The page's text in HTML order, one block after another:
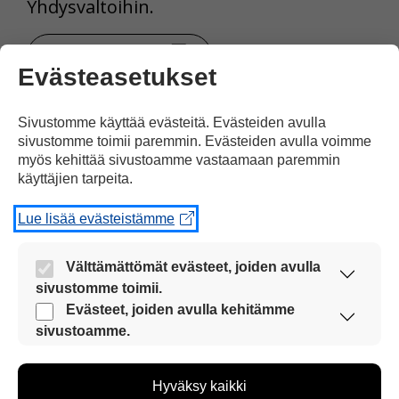
Yhdysvaltoihin.
Jaa Facebookissa
Kommentoi
Voit kirjoittaa mielipiteesi
uutisesta
kommenttilaatikkoon.
Evästeasetukset
Sivustomme käyttää evästeitä. Evästeiden avulla
sivustomme toimii paremmin. Evästeiden avulla voimme
myös kehittää sivustoamme vastaamaan paremmin
käyttäjien tarpeita.
Lue lisää evästeistämme
Välttämättömät evästeet, joiden avulla
sivustomme toimii.
Nämä evästeet ovat aina käytössä, jotta
sivustoamme voi käyttää sujuvasti ja turvallisesti.
Evästeet, joiden avulla kehitämme
sivustoamme.
kehittää sivustoamme vastaamaan paremmin
Hyväksy kaikki